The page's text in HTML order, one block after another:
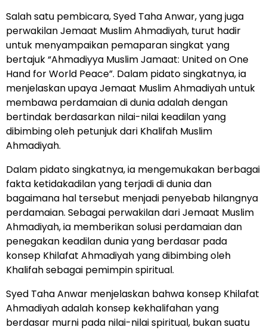
Salah satu pembicara, Syed Taha Anwar, yang juga
perwakilan Jemaat Muslim Ahmadiyah, turut hadir
untuk menyampaikan pemaparan singkat yang
bertajuk “Ahmadiyya Muslim Jamaat: United on One
Hand for World Peace”. Dalam pidato singkatnya, ia
menjelaskan upaya Jemaat Muslim Ahmadiyah untuk
membawa perdamaian di dunia adalah dengan
bertindak berdasarkan nilai-nilai keadilan yang
dibimbing oleh petunjuk dari Khalifah Muslim
Ahmadiyah.
Dalam pidato singkatnya, ia mengemukakan berbagai
fakta ketidakadilan yang terjadi di dunia dan
bagaimana hal tersebut menjadi penyebab hilangnya
perdamaian. Sebagai perwakilan dari Jemaat Muslim
Ahmadiyah, ia memberikan solusi perdamaian dan
penegakan keadilan dunia yang berdasar pada
konsep Khilafat Ahmadiyah yang dibimbing oleh
Khalifah sebagai pemimpin spiritual.
Syed Taha Anwar menjelaskan bahwa konsep Khilafat
Ahmadiyah adalah konsep kekhalifahan yang
berdasar murni pada nilai-nilai spiritual, bukan suatu